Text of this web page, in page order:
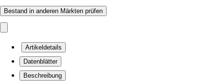
Bestand in anderen Märkten prüfen
Artikeldetails
Datenblätter
Beschreibung